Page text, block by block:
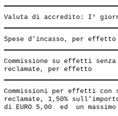
Commissione su effetti
Commissioni per effetti
reclamate, 1,50%